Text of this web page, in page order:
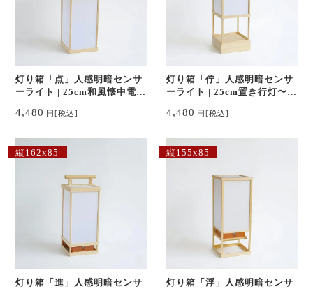
灯り箱「点」人感明暗センサ
ーライト | 25cm和風懐中電
ランタン
4,480 円[税込]
灯り箱「佇」人感明暗センサ
ーライト | 25cm置き行灯〜江
ン
4,480 円[税込]
縦162x85
灯り箱「進」人感明暗センサ
縦155x85
灯り箱「浮」人感明暗センサ